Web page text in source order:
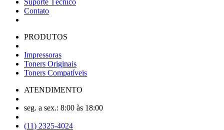
Suporte Técnico
Contato
PRODUTOS
Impressoras
Toners Originais
Toners Compatíveis
ATENDIMENTO
seg. a sex.: 8:00 às 18:00
(11) 2325-4024